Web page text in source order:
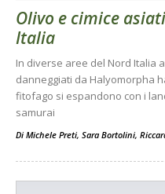
Olivo e cimice
Italia
In diverse aree del Nord Italia
danneggiati da Halyomorpha
fitofago si espandono con i
samurai
Di Michele Preti, Sara Bortolini,